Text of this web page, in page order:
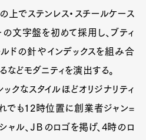
上でステンレス・スチールケース
文字盤を初めて採用し、ブティ
ドの針やインデックスを組み合
どモダニティを演出する。
クなスタイルほどオリジナリティ
でも12時位置に創業者ジャン=
ャル、ＪＢのロゴを掲げ、4時のロ